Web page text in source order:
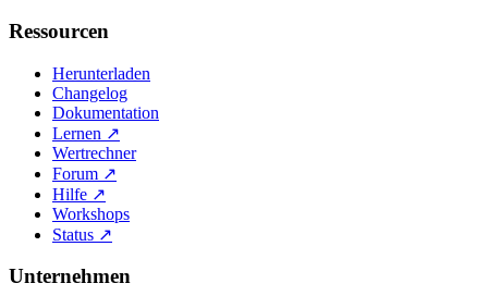
Ressourcen
Herunterladen
Changelog
Dokumentation
Lernen ↗
Wertrechner
Forum ↗
Hilfe ↗
Workshops
Status ↗
Unternehmen